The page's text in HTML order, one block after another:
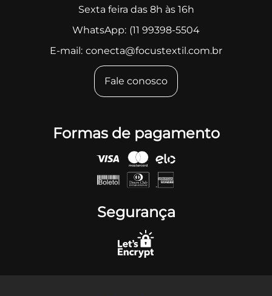
Sexta feira das 8h às 16h
WhatsApp: (11 99398-5504
E-mail: conecta@focustextil.com.br
Fale conosco
Formas de pagamento
Segurança